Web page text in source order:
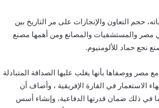
حجم التعاون والإنجازات على مر التاريخ بين
مصر والمستشفيات والمصانع ومن أهمها مصنع
نجع حماد للألومنيوم.
ووصفاها بأنها يغلب عليها الصداقة المتبادلة
الاستعمار في القارة الإفريقية ، وأضاف أن
في ذلك ضمان قدرتها الدفاعية، وإنشاء أسس